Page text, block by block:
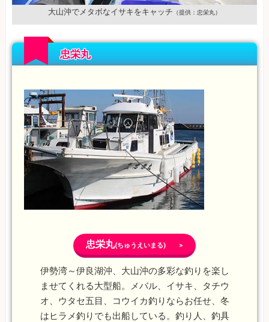
大山沖でメタボなイサキをキャッチ （提供：忠栄丸）
忠栄丸
忠栄丸(ちゅうえいまる) >
伊勢湾～伊良湖沖、大山沖の多彩な釣りを楽し
ませてくれる大型船。メバル、イサキ、タチウ
オ、ウタセ五目、コウイカ釣りならお任せ、冬
はヒラメ釣りでも出船している。釣り人、釣具